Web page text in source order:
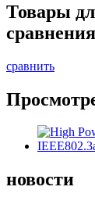
Товары
сравнения
сравнить
новости